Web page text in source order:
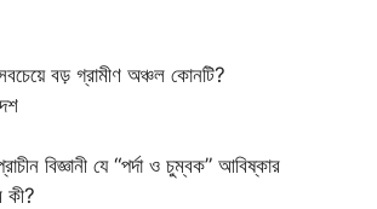
বড় গ্রামীণ অঞ্চল কোনটি?
বিজ্ঞানী যে “পর্দা ও চুম্বক” আবিষ্কার
কী?